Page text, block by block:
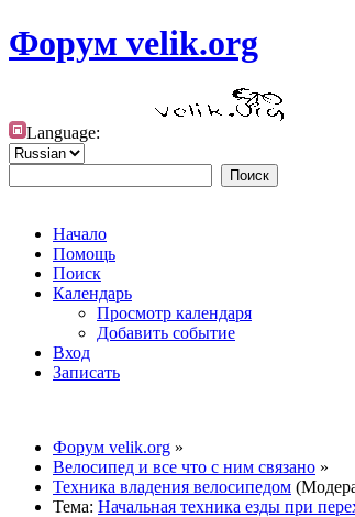
Форум velik.org
Language:
Начало
Помощь
Поиск
Календарь
Просмотр календаря
Добавить событие
Вход
Записать
Форум velik.org »
Велосипед и все что с ним связано »
Техника владения велосипедом
Тема: Начальная техника езды при